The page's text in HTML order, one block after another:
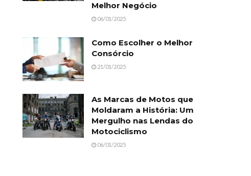
Melhor Negócio
06/01/2025
Como Escolher o Melhor
Consórcio
21/01/2025
As Marcas de Motos que
Moldaram a História: Um
Mergulho nas Lendas do
Motociclismo
06/01/2025